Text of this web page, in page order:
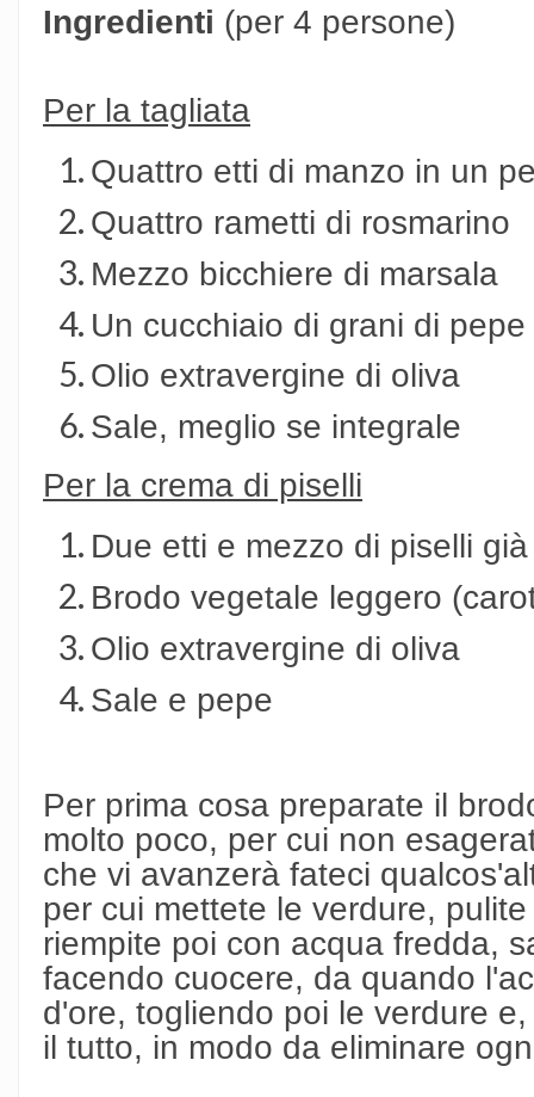
Ingredienti (per 4 persone)
Per la tagliata
Quattro etti di manzo in un
Quattro rametti di rosmarino
Mezzo bicchiere di marsala
Un cucchiaio di grani di
Olio extravergine di oliva
Sale, meglio se integrale
Per la crema di piselli
Due etti e mezzo di piselli
Brodo vegetale leggero
Olio extravergine di oliva
Sale e pepe
Per prima cosa preparate il
molto poco, per cui non
che vi avanzerà fateci
per cui mettete le verdure,
riempite poi con acqua fredda,
facendo cuocere, da quando
d'ore, togliendo poi le verdure
il tutto, in modo da eliminare